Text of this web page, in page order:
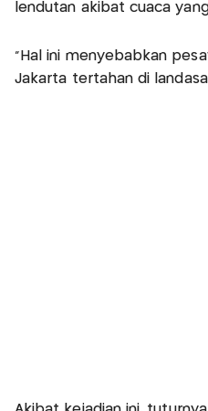
lendutan akibat cuaca
"Hal ini menyebabkan
Jakarta tertahan di